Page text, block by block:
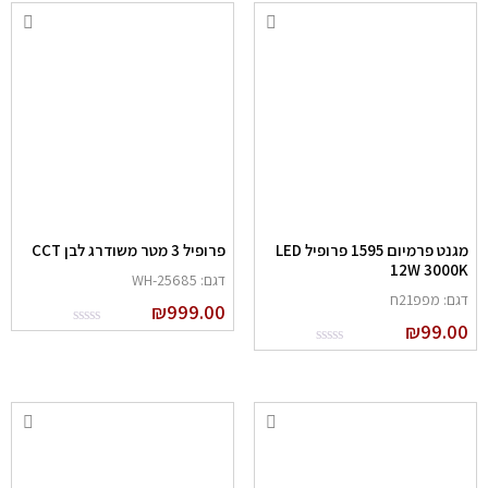
מגנט פרמיום 1595 פרופיל LED
12W
מפפ21ח
₪
פרופיל 3 מטר משודרג לבן CCT
דגם: 25685-WH
₪999.00